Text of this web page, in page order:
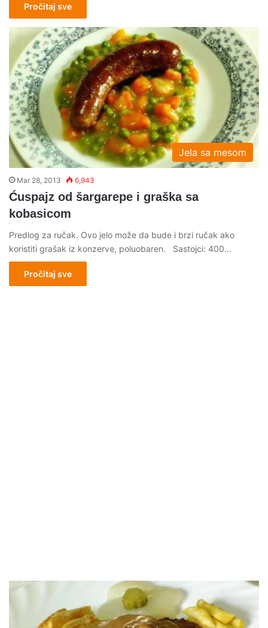
Pročitaj sve
Jela sa mesom
Mar 28, 2013 6,943
Ćuspajz od šargarepe i graška sa
kobasicom
Predlog za ručak. Ovo jelo može da bude i brzi ručak ako
koristiti grašak iz konzerve, poluobaren. Sastojci: 400…
Pročitaj sve